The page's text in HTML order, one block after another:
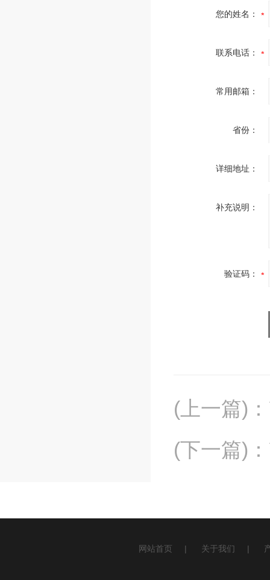
您的姓名：
联系电话：
常用邮箱：
省份：
详细地址：
补充说明：
验证码：
(上一篇) ：
(下一篇) ：
网站首页 | 关于我们 |